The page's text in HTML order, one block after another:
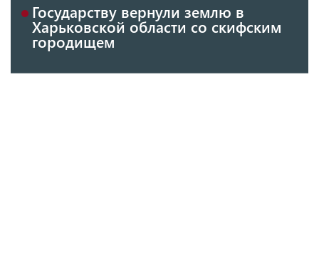
Государству вернули землю в
Харьковской области со скифским
городищем